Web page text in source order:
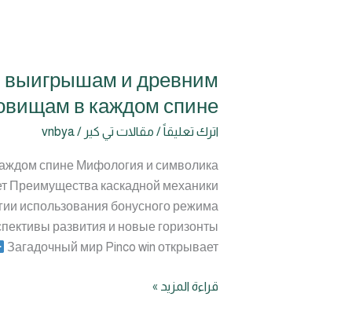
выигрышам и древним
в каждом спине
اترك تعليقاً/ مقالات تي كير /
vnbya
спине Мифология и символика
Преимущества каскадной механики
использования бонусного режима
развития и новые горизонты
Загадочный мир Pinco win открывает
Загадочный
Pinco
win
древним
قراءة المزيد »